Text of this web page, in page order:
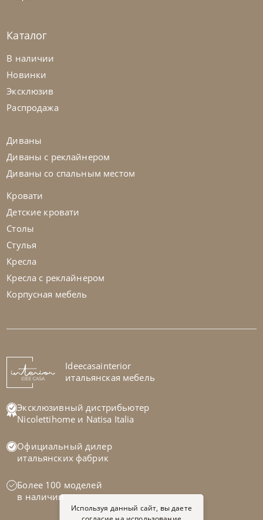
Nicoline
Диван Aura
Диван Aurora
На заказ 45-90 дн
Каталог
В наличии
Новинки
Эксклюзив
Распродажа
Диваны
Диваны с реклайнером
Диваны со спальным местом
Кровати
Детские кровати
Столы
Стулья
Кресла
Кресла с реклайнером
Корпусная мебель
Ideecasainterior
итальянская мебель
Эксклюзивный дистрибьютер
Nicolettihome и Natisa Italia
Официальный дилер
итальянских фабрик
Более 100 моделей
в наличии
Используя данный сайт, вы даете